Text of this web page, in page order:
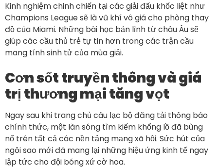
Kinh nghiệm chinh chiến tại các giải đấu khốc liệt như
Champions League sẽ là vũ khí vô giá cho phòng thay
đồ của Miami. Những bài học bản lĩnh từ châu Âu sẽ
giúp các cầu thủ trẻ tự tin hơn trong các trận cầu
mang tính sinh tử của mùa giải.
Cơn sốt truyền thông và giá
trị thương mại tăng vọt
Ngay sau khi trang chủ câu lạc bộ đăng tải thông báo
chính thức, một làn sóng tìm kiếm khổng lồ đã bùng
nổ trên tất cả các nền tảng mạng xã hội. Sức hút của
ngôi sao mới đã mang lại những hiệu ứng kinh tế ngay
lập tức cho đội bóng xứ cờ hoa.